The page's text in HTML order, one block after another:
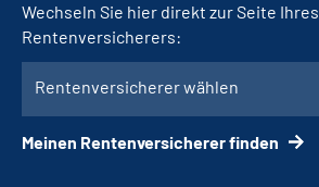
Wechseln Sie hier direkt zur Seite Ihres
Rentenversicherers:
Rentenversicherer wählen
Meinen Rentenversicherer finden